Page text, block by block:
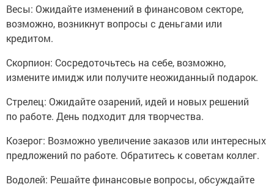
Весы: Ожидайте изменений в финансовом секторе,
возможно, возникнут вопросы с деньгами или
кредитом.
Скорпион: Сосредоточьтесь на себе, возможно,
измените имидж или получите неожиданный подарок.
Стрелец: Ожидайте озарений, идей и новых решений
по работе. День подходит для творчества.
Козерог: Возможно увеличение заказов или интересных
предложений по работе. Обратитесь к советам коллег.
Водолей: Решайте финансовые вопросы, обсуждайте